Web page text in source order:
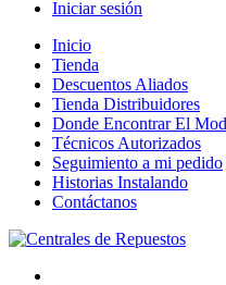
Iniciar sesión
Inicio
Tienda
Descuentos Aliados
Tienda Distribuidores
Donde Encontrar El
Técnicos Autorizados
Seguimiento a mi pedido
Historias Instalando
Contáctanos